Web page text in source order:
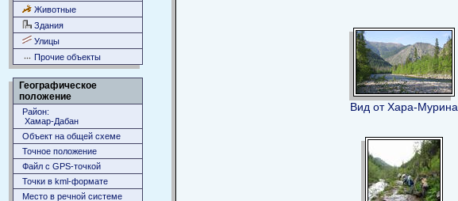
Животные
Здания
Улицы
Прочие объекты
Географическое
положение
Район:
Хамар-Дабан
Объект на общей схеме
Точное положение
Файл с GPS-точкой
Точки в kml-формате
Место в речной системе
Вид от Хара-Мурина